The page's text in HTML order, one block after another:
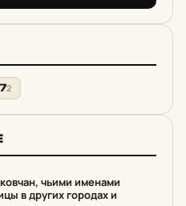
2
чьими именами
в других городах и